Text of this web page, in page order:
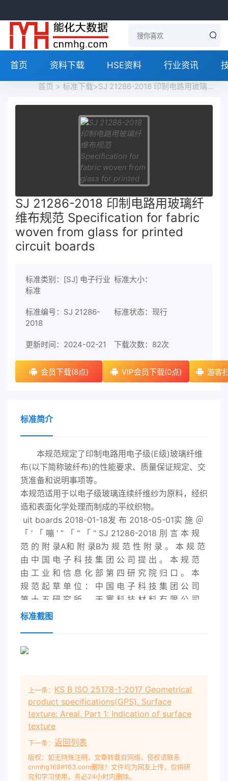
首页 资料下载 HSE资料 行业资讯
首页 > 标准下载>SJ 21286-2018 印制电路用玻璃纤维布规范 Specification for fabric woven from glass for printed circuit boards免费下载
SJ 21286-2018 印制电路用玻璃纤
维布规范 Specification for fabric
woven from glass for printed
circuit boards
标准类别：[SJ] 电子行业
标准
标准大小：
标准编号：SJ 21286-
2018
标准状态：现行
更新时间：2024-02-21 下载次数： 82次
会员下载(8点) VIP会员下载(0点) 游客
标准简介
本规范规定了印制电路用电子级(E级)玻璃纤维
布(以下简称玻纤布)的性能要求、质量保证规定、交
货准备和说明事项等。
本规范适用于以电子级玻璃连续纤维纱为原料，经织
造和表面化学处理而制成的平纹织物。
uit boards 2018-01-18发 布 2018-05-01实 施 ＠
「 ‘ 「 嘣 ‘ ” 「 “ 「 “ SJ 21286-2018 刖 言 本 规
范 的 附 录A和 附 录B为 规 范 性 附 录 。 本 规 范
由 中 国 电 子 科 技 集 团 公 司 提 出 。 本 规 范
由 工 业 和 信 息 化 部 第 四 研 究 院 归 口 。 本
规 范 起 草 单 位 ： 中 国 电 子 科 技 集 团 公 司
第 十 五 研 究 所 、 天 寰 科 技 材 料 有 限 公 司
。 SJ 21286-
的 性 能 要 求 、 质 量 保 证 规 定 、 交 货 准 备
标准截图
上一条： KS B ISO 25178-1-2017 Geometrical
product specifications(GPS). Surface
texture: Areal. Part 1: Indication of surface
texture
下一条： 返回列表
版权：如无特殊注明，文章转载自网络，侵权请联系
cnmhg168#163.com删除！文件均为网友上传，仅供研
究和学习使用，务必24小时内删除。